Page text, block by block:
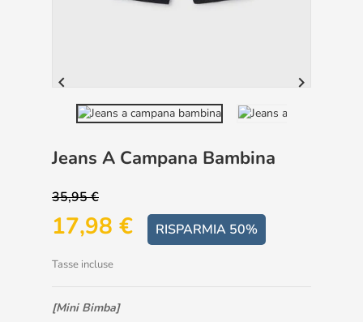
 
Jeans A Campana Bambina
35,95 €
17,98 € RISPARMIA 50%
Tasse incluse
[Mini Bimba]